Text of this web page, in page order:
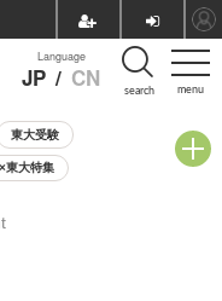
menu
Language
JP / CN search
東大受験
東大特集
会